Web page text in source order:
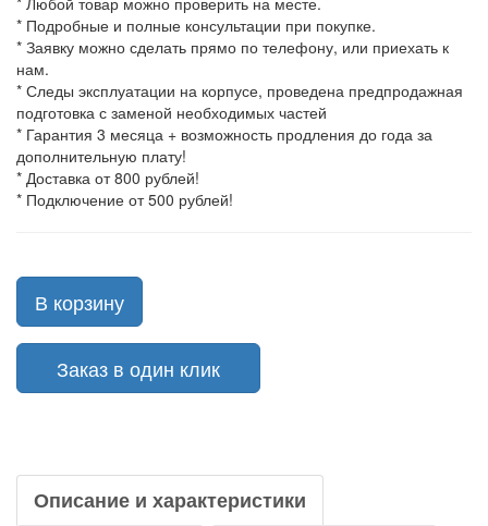
* Подробные и полные консультации при покупке.
* Заявку можно сделать прямо по телефону, или приехать к
нам.
* Следы эксплуатации на корпусе, проведена предпродажная
подготовка с заменой необходимых частей
* Гарантия 3 месяца + возможность продления до года за
дополнительную плату!
* Доставка от 800 рублей!
* Подключение от 500 рублей!
В корзину
Заказ в один клик
Описание и характеристики